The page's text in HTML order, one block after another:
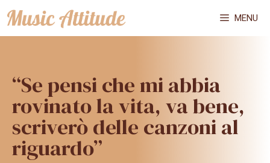
Vai
al
MENU
“Se pensi che mi abbia
rovinato la vita, va bene,
scriverò delle canzoni al
riguardo”